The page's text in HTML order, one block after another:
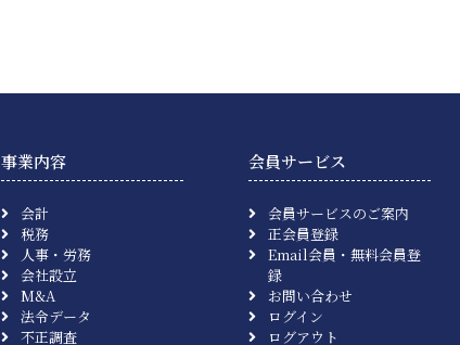
事業内容
会計
税務
人事・労務
会社設立
M&A
法令データ
不正調査
会員サービス
会員サービスのご案内
正会員登録
Email会員・無料会員登
録
お問い合わせ
ログイン
ログアウト